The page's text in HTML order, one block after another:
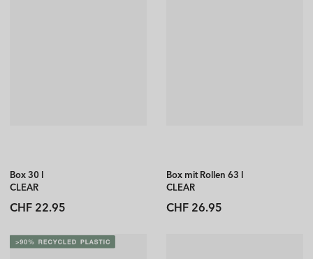
Box 30 l
CLEAR
Normaler
CHF 22.95
Box mit Rollen 63 l
CLEAR
Normaler
CHF 26.95